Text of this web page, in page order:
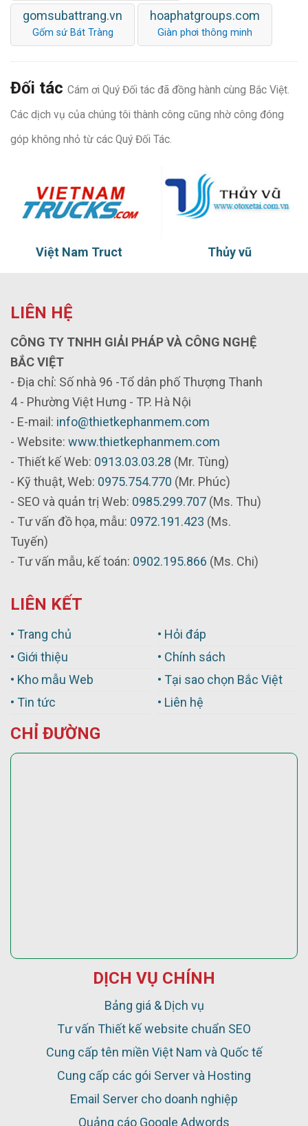
gomsubattrang.vn
Gốm sứ Bát Tràng
hoaphatgroups.com
Giàn phơi thông minh
Đối tác Cám ơi Quý Đối tác đã đồng hành cùng Bắc Việt.
Các dịch vụ của chúng tôi thành công cũng nhờ công đóng
góp không nhỏ từ các Quý Đối Tác.
Việt Nam Truct Thủy vũ
LIÊN HỆ
CÔNG TY TNHH GIẢI PHÁP VÀ CÔNG NGHỆ
BẮC VIỆT
- Địa chỉ: Số nhà 96 -Tổ dân phố Thượng Thanh
4 - Phường Việt Hưng - TP. Hà Nội
- E-mail: info@thietkephanmem.com
- Website: www.thietkephanmem.com
- Thiết kế Web: 0913.03.03.28 (Mr. Tùng)
- Kỹ thuật, Web: 0975.754.770 (Mr. Phúc)
- SEO và quản trị Web: 0985.299.707 (Ms. Thu)
- Tư vấn đồ họa, mẫu: 0972.191.423 (Ms.
Tuyến)
- Tư vấn mẫu, kế toán: 0902.195.866 (Ms. Chi)
LIÊN KẾT
• Trang chủ
• Giới thiệu
• Kho mẫu Web
• Tin tức
• Hỏi đáp
• Chính sách
• Tại sao chọn Bắc Việt
• Liên hệ
CHỈ ĐƯỜNG
DỊCH VỤ CHÍNH
Bảng giá & Dịch vụ
Tư vấn Thiết kế website chuẩn SEO
Cung cấp tên miền Việt Nam và Quốc tế
Cung cấp các gói Server và Hosting
Email Server cho doanh nghiệp
Quảng cáo Google Adwords